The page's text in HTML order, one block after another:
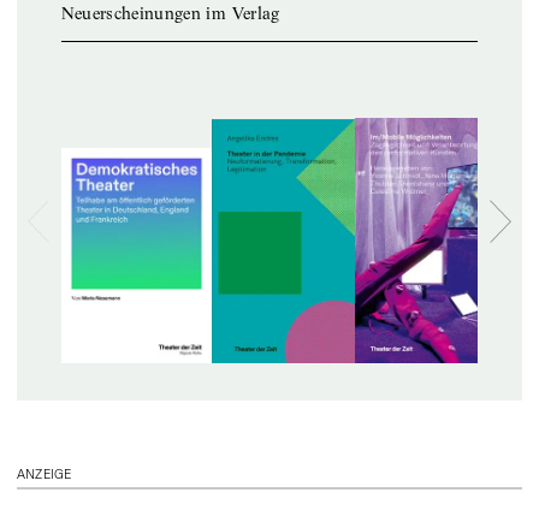
Neuerscheinungen im Verlag
ANZEIGE